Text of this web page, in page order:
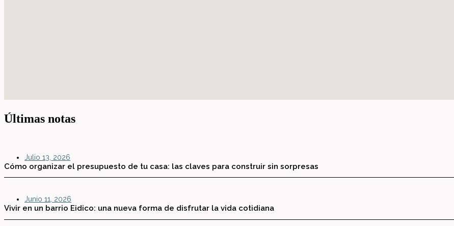
Últimas notas
Julio 13, 2026
Cómo organizar el presupuesto de tu casa: las claves para construir sin sorpresas
Junio 11, 2026
Vivir en un barrio Eidico: una nueva forma de disfrutar la vida cotidiana